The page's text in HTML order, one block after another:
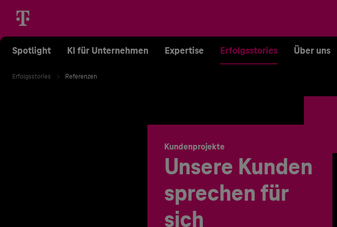
Spotlight KI für Unternehmen Expertise Erfolgsstories Über uns
Erfolgsstories Referenzen
Kundenprojekte
Unsere Kunden
sprechen für
sich